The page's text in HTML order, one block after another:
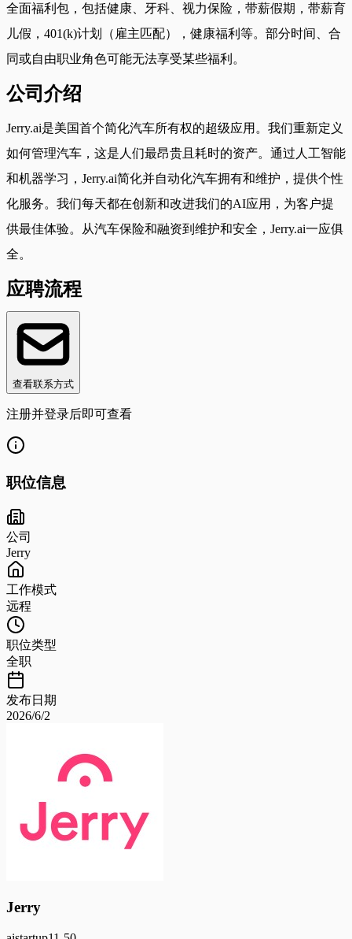
全面福利包，包括健康、牙科、视力保险，带薪假期，带薪育
儿假，401(k)计划（雇主匹配），健康福利等。部分时间、合
同或自由职业角色可能无法享受某些福利。
公司介绍
Jerry.ai是美国首个简化汽车所有权的超级应用。我们重新定义
如何管理汽车，这是人们最昂贵且耗时的资产。通过人工智能
和机器学习，Jerry.ai简化并自动化汽车拥有和维护，提供个性
化服务。我们每天都在创新和改进我们的AI应用，为客户提
供最佳体验。从汽车保险和融资到维护和安全，Jerry.ai一应俱
全。
应聘流程
查看联系方式
注册并登录后即可查看
职位信息
公司
Jerry
工作模式
远程
职位类型
全职
发布日期
2026/6/2
Jerry